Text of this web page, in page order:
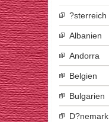
?sterreich
Albanien
Andorra
Belgien
Bulgarien
D?nemark